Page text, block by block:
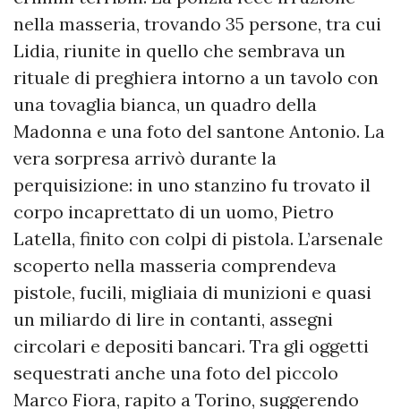
nella masseria, trovando 35 persone, tra cui
Lidia, riunite in quello che sembrava un
rituale di preghiera intorno a un tavolo con
una tovaglia bianca, un quadro della
Madonna e una foto del santone Antonio. La
vera sorpresa arrivò durante la
perquisizione: in uno stanzino fu trovato il
corpo incaprettato di un uomo, Pietro
Latella, finito con colpi di pistola. L’arsenale
scoperto nella masseria comprendeva
pistole, fucili, migliaia di munizioni e quasi
un miliardo di lire in contanti, assegni
circolari e depositi bancari. Tra gli oggetti
sequestrati anche una foto del piccolo
Marco Fiora, rapito a Torino, suggerendo